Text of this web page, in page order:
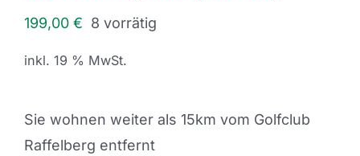
199,00 € 8 vorrätig
inkl. 19 % MwSt.
Sie wohnen weiter als 15km vom Golfclub
Raffelberg entfernt